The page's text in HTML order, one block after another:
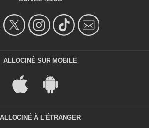
ALLOCINÉ SUR MOBILE
ALLOCINÉ À L'ÉTRANGER